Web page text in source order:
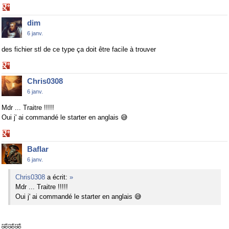
on
Google+dim
6 janv.
des fichier stl de ce type ça doit être facile à trouver
on
Google+Chris0308
6 janv.
Mdr ... Traitre !!!!!
Oui j' ai commandé le starter en anglais 😅
on
Google+Baflar
6 janv.
Chris0308 a écrit: »
Mdr ... Traitre !!!!!
Oui j' ai commandé le starter en anglais 😅
🤣🤣🤣